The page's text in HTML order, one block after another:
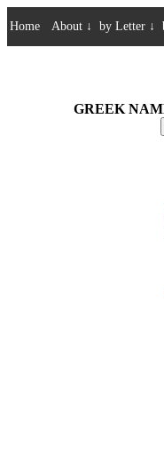
Home About ↓ by Letter ↓
GREEK